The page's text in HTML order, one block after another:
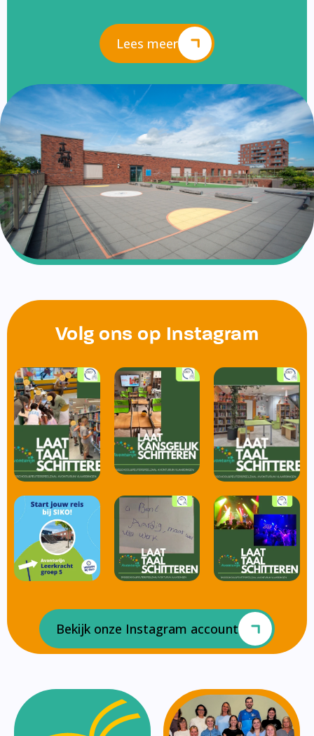
Lees meer
Volg ons op Instagram
Bekijk onze Instagram account